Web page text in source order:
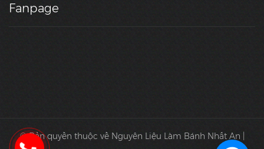
Fanpage
© Bản quyền thuộc về Nguyên Liệu Làm Bánh Nhất An |